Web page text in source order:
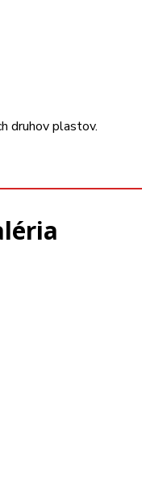
druhov plastov.